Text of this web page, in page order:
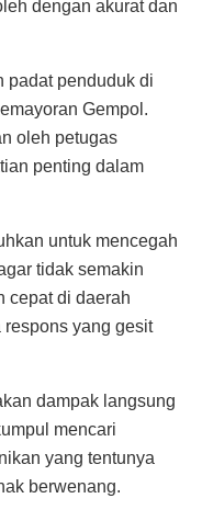
dengan akurat dan
padat penduduk di
Gempol.
oleh petugas
penting dalam
untuk mencegah
tidak semakin
cepat di daerah
yang gesit
dampak langsung
mencari
yang tentunya
berwenang.